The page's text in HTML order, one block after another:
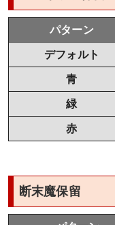
パターン
デフォルト
青
緑
赤
断末魔保留